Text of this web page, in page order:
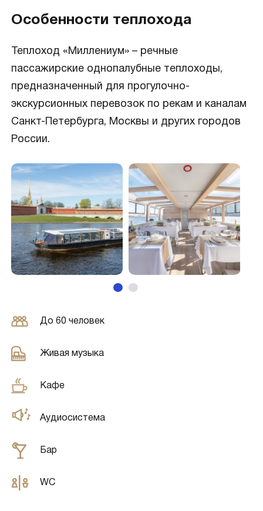
Особенности теплохода
Теплоход «Миллениум» – речные
пассажирские однопалубные теплоходы,
предназначенный для прогулочно-
экскурсионных перевозок по рекам и каналам
Санкт-Петербурга, Москвы и других городов
России.
До 60 человек
Живая музыка
Кафе
Аудиосистема
Бар
WC